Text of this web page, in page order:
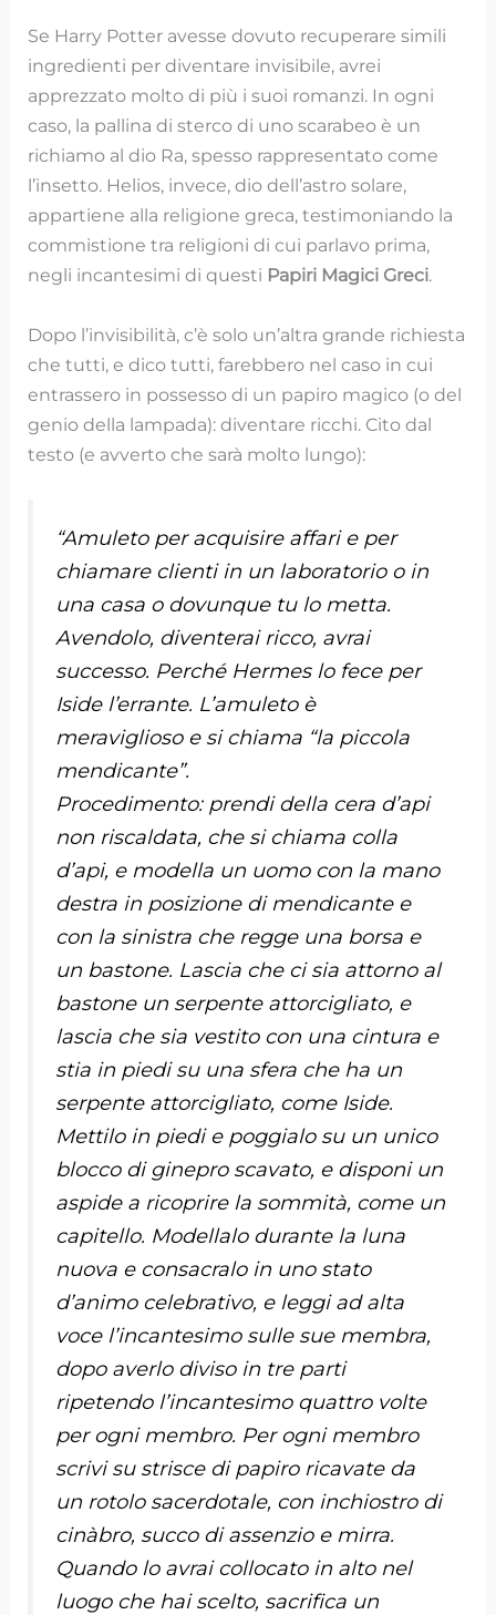
Se Harry Potter avesse dovuto recuperare simili
ingredienti per diventare invisibile, avrei
apprezzato molto di più i suoi romanzi. In ogni
caso, la pallina di sterco di uno scarabeo è un
richiamo al dio Ra, spesso rappresentato come
l’insetto. Helios, invece, dio dell’astro solare,
appartiene alla religione greca, testimoniando la
commistione tra religioni di cui parlavo prima,
negli incantesimi di questi Papiri Magici Greci.
Dopo l’invisibilità, c’è solo un’altra grande richiesta
che tutti, e dico tutti, farebbero nel caso in cui
entrassero in possesso di un papiro magico (o del
genio della lampada): diventare ricchi. Cito dal
testo (e avverto che sarà molto lungo):
“Amuleto per acquisire affari e per
chiamare clienti in un laboratorio o in
una casa o dovunque tu lo metta.
Avendolo, diventerai ricco, avrai
successo. Perché Hermes lo fece per
Iside l’errante. L’amuleto è
meraviglioso e si chiama “la piccola
mendicante”.
Procedimento: prendi della cera d’api
non riscaldata, che si chiama colla
d’api, e modella un uomo con la mano
destra in posizione di mendicante e
con la sinistra che regge una borsa e
un bastone. Lascia che ci sia attorno al
bastone un serpente attorcigliato, e
lascia che sia vestito con una cintura e
stia in piedi su una sfera che ha un
serpente attorcigliato, come Iside.
Mettilo in piedi e poggialo su un unico
blocco di ginepro scavato, e disponi un
aspide a ricoprire la sommità, come un
capitello. Modellalo durante la luna
nuova e consacralo in uno stato
d’animo celebrativo, e leggi ad alta
voce l’incantesimo sulle sue membra,
dopo averlo diviso in tre parti
ripetendo l’incantesimo quattro volte
per ogni membro. Per ogni membro
scrivi su strisce di papiro ricavate da
un rotolo sacerdotale, con inchiostro di
cinàbro, succo di assenzio e mirra.
Quando lo avrai collocato in alto nel
luogo che hai scelto, sacrifica un